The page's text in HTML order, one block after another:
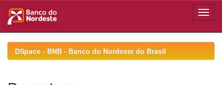
navigationDSpace - BNB - Banco do Nordeste do Brasil